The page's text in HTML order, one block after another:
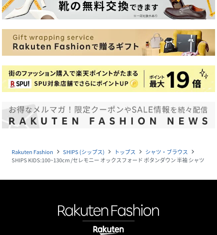
Rakuten Fashion navigate_next SHIPS (シップス) navigate_next トップス navigate_next シャツ・ブラウス navigate_next
SHIPS KIDS:100~130cm /セレモニー オックスフォード ボタンダウン 半袖 シャツ